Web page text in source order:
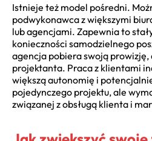
Istnieje też model pośredni.
podwykonawca z większymi
lub agencjami. Zapewnia to
konieczności samodzielnego
agencja pobiera swoją prowizję,
projektanta. Praca z klientami
większą autonomię i
pojedynczego projektu, ale
związanej z obsługą klienta i